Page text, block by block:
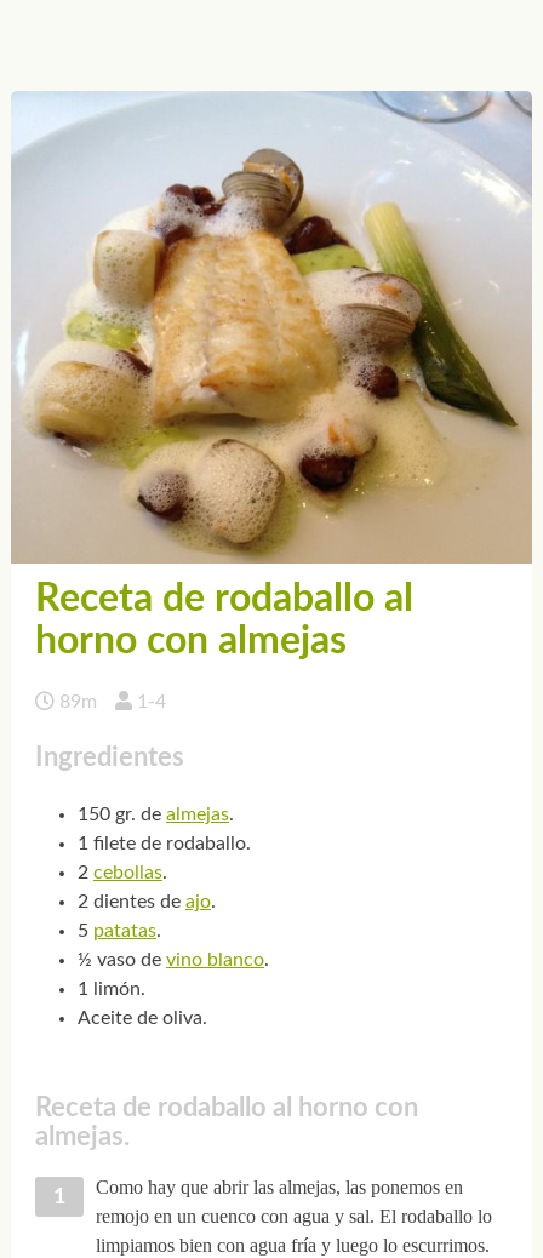
Receta de rodaballo al
horno con almejas
89m 1-4
Ingredientes
150 gr. de almejas.
1 filete de rodaballo.
2 cebollas.
2 dientes de ajo.
5 patatas.
½ vaso de vino blanco.
1 limón.
Aceite de oliva.
Receta de rodaballo al horno con
almejas.
Como hay que abrir las almejas, las ponemos en
remojo en un cuenco con agua y sal. El rodaballo lo
limpiamos bien con agua fría y luego lo escurrimos.